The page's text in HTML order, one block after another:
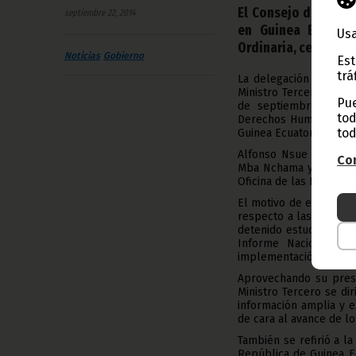
septiembre 22, 2014
Noticias Gobierno
El Consejo de
en Guinea
Ordinaria,
La delegación
Ministro Tercero,
de septiembre, ante
Derechos Humanos
Guinea Ecuatorial.
Alfonso Nsue Mokuy
Mba Nchama y el
Oficina de las Naciones
El motivo de esta
respecto a las 83
detenido estudio,
Informe Nacional
implementación de
Aprovechando su
Ministro Tercero se
información amplia y
de cara al avance de
También se refirió a